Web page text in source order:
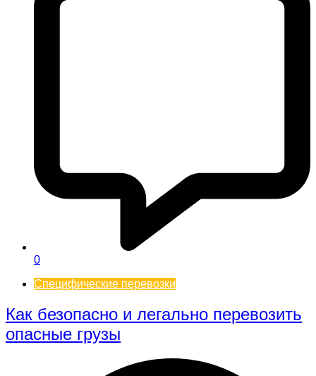
0
Специфические перевозки
Как безопасно и легально перевозить
опасные грузы